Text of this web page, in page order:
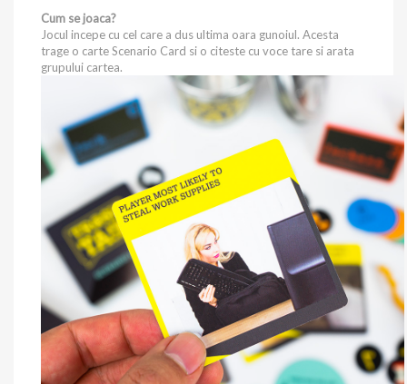
Cum se joaca?
Jocul incepe cu cel care a dus ultima oara gunoiul. Acesta
trage o carte Scenario Card si o citeste cu voce tare si arata
grupului cartea.